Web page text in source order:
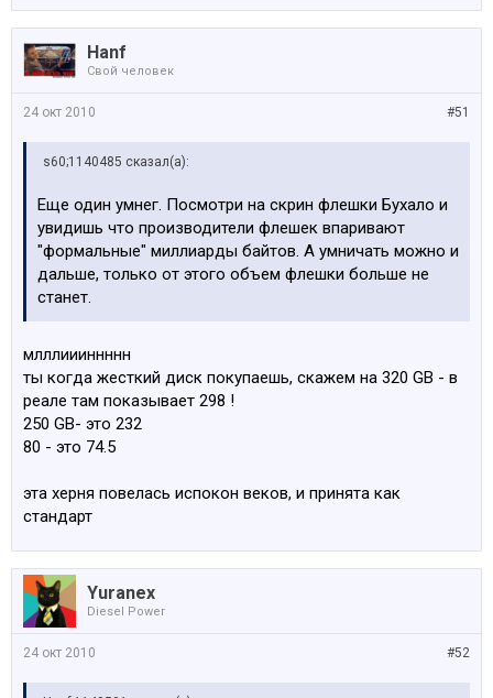
Hanf
Свой человек
#51
24 окт 2010
s60;1140485 сказал(а):
Еще один умнег. Посмотри на скрин флешки Бухало и
увидишь что производители флешек впаривают
"формальные" миллиарды байтов. А умничать можно и
дальше, только от этого объем флешки больше не
станет.
млллиииннннн
ты когда жесткий диск покупаешь, скажем на 320 GB - в
реале там показывает 298 !
250 GB- это 232
80 - это 74.5
эта херня повелась испокон веков, и принята как
стандарт
Yuranex
Diesel Power
#52
24 окт 2010